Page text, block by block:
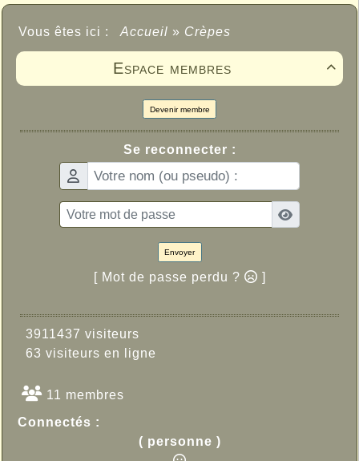
Vous êtes ici : Accueil » Crèpes

Espace membres
Devenir membre
Se reconnecter :
Envoyer
[ Mot de passe perdu ? ]
3911437 visiteurs
63 visiteurs en ligne
11 membres
Connectés :
( personne )